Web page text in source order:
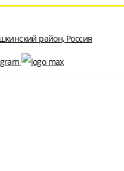
район, Россия